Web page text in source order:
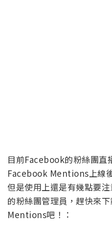
目前Facebook的粉絲團
Facebook Mentions上線
但是使用上還是有幾點要
的粉絲團管理員，趕快來
Mentions吧！：